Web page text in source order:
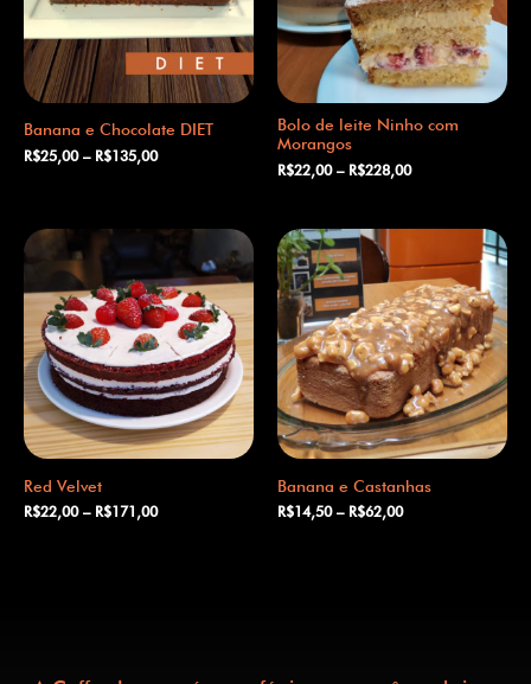
Banana e Chocolate DIET
R$25,00– R$135,00
Bolo de leite Ninho com
Morangos
R$22,00– R$228,00
Red Velvet
R$22,00– R$171,00
Banana e Castanhas
R$14,50– R$62,00